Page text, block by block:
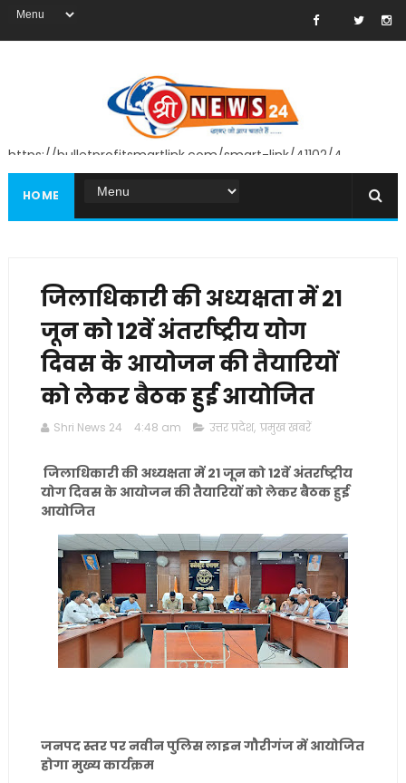
https://bulletprofitsmartlink.com/smart-link/41102/4
HOME
जिलाधिकारी की अध्यक्षता में 21
जून को 12वें अंतर्राष्ट्रीय योग
दिवस के आयोजन की तैयारियों
को लेकर बैठक हुई आयोजित
Shri News 24 4:48 am उत्तर प्रदेश, प्रमुख खबरें
जिलाधिकारी की अध्यक्षता में 21 जून को 12वें अंतर्राष्ट्रीय
योग दिवस के आयोजन की तैयारियों को लेकर बैठक हुई
आयोजित
जनपद स्तर पर नवीन पुलिस लाइन गौरीगंज में आयोजित
होगा मुख्य कार्यक्रम